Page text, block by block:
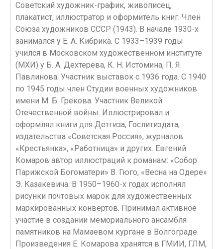
Советский художник-график, живописец,
плакатист, иллюстратор и оформитель книг. Член
Союза художников СССР (1943). В начале 1930-х
занимался у Е. А. Кибрика. С 1933–1939 годы
учился в Московском художественном институте
(МХИ) у Б. А. Дехтерева, К. Н. Истомина, П. Я.
Павлинова. Участник выставок с 1936 года. С 1940
по 1945 годы член Студии военных художников
имени М. Б. Грекова. Участник Великой
Отечественной войны. Иллюстрировал и
оформлял книги для Детгиза, Гослитиздата,
издательства «Советская Россия», журналов
«Крестьянка», «Работница» и других. Евгений
Комаров автор иллюстраций к романам: «Собор
Парижской Богоматери» В. Гюго, «Весна на Одере»
Э. Казакевича. В 1950–1960-х годах исполнял
рисунки почтовых марок для художественных
маркированных конвертов. Принимал активное
участие в создании мемориального ансамбля
памятников на Мамаевом кургане в Волгограде.
Произведения Е. Комарова хранятся в ГМИИ, ГЛМ,